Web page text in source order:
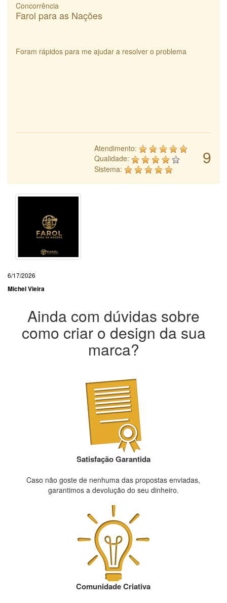
Concorrência
Farol para as Nações
Foram rápidos para me ajudar a resolver o problema
9
Atendimento:
Qualidade:
Sistema:
6/17/2026
Michel Vieira
Ainda com dúvidas sobre
como criar o design da sua
marca?
Satisfação Garantida
Caso não goste de nenhuma das propostas enviadas,
garantimos a devolução do seu dinheiro.
Comunidade Criativa